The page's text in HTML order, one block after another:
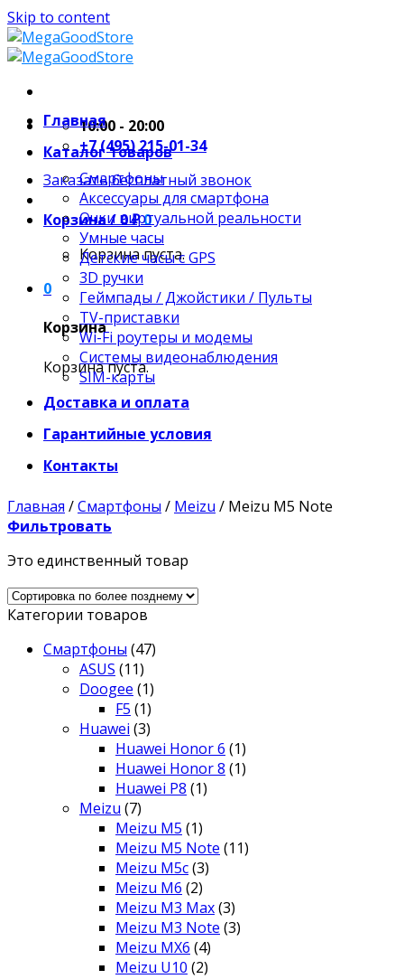
Skip to content
10:00 - 20:00
+7 (495) 215-01-34
Заказать бесплатный звонок
Корзина /0₽0
Корзина пуста.
0
Корзина
Корзина пуста.
Главная
Каталог товаров
Смартфоны
Аксессуары для смартфона
Очки виртуальной реальности
Умные часы
Детские часы с GPS
3D ручки
Геймпады / Джойстики / Пульты
TV-приставки
Wi-Fi роутеры и модемы
Системы видеонаблюдения
SIM-карты
Доставка и оплата
Гарантийные условия
Контакты
Главная /Смартфоны / Meizu / Meizu M5 Note
Фильтровать
Это единственный товар
Категории товаров
Смартфоны (47)
ASUS (11)
Doogee (1)
F5 (1)
Huawei (3)
Huawei Honor 6 (1)
Huawei Honor 8 (1)
Huawei P8 (1)
Meizu (7)
Meizu M5 (1)
Meizu M5 Note (11)
Meizu M5c(3)
Meizu M6 (2)
Meizu M3 Max(3)
Meizu M3 Note (3)
Meizu MX6 (4)
Meizu U10 (2)